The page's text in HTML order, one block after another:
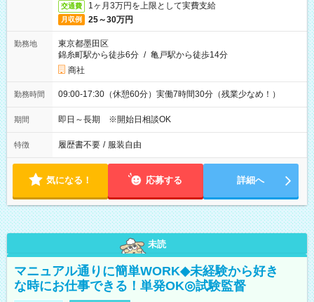
交通費 1ヶ月3万円を上限として実費支給
月収例 25～30万円
勤務地
東京都墨田区
錦糸町駅から徒歩6分 / 亀戸駅から徒歩14分
商社
勤務時間 09:00-17:30（休憩60分）実働7時間30分（残業少なめ！）
期間 即日～長期 ※開始日相談OK
特徴 履歴書不要 / 服装自由
気になる！ 応募する 詳細へ
未読
マニュアル通りに簡単WORK◆未経験から好き
な時にお仕事できる！単発OK◎試験監督